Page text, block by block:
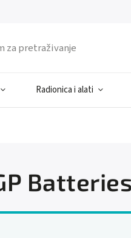
Radionica i alati
Batteries